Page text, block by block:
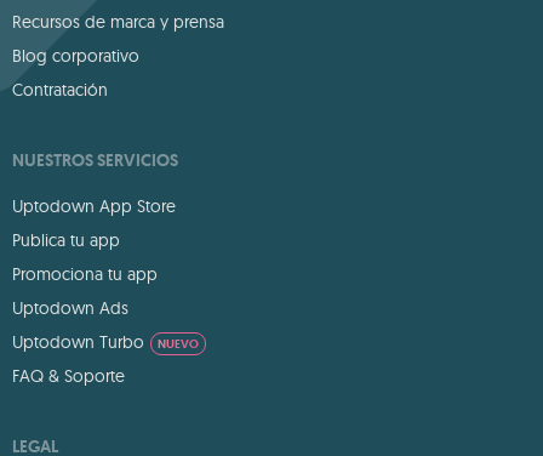
Recursos de marca y prensa
Blog corporativo
Contratación
NUESTROS SERVICIOS
Uptodown App Store
Publica tu app
Promociona tu app
Uptodown Ads
Uptodown Turbo
NUEVO
FAQ & Soporte
LEGAL